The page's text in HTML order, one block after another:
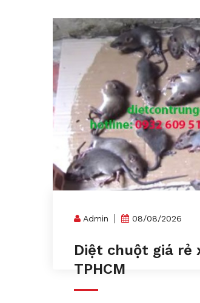
Admin 08/08/2026
Diệt chuột giá rẻ
TPHCM